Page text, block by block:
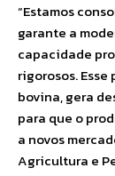
“Estamos
garante a
capacidade
rigorosos.
bovina, gera
para que o
a novos
Agricultura e